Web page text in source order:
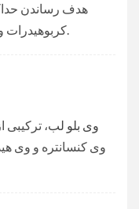
هدف رساندن
کربوهیدرات و لاکتوز به بدن طراحی شده.
وی بلو لب، ترکیبی
وی کنسانتره و وی